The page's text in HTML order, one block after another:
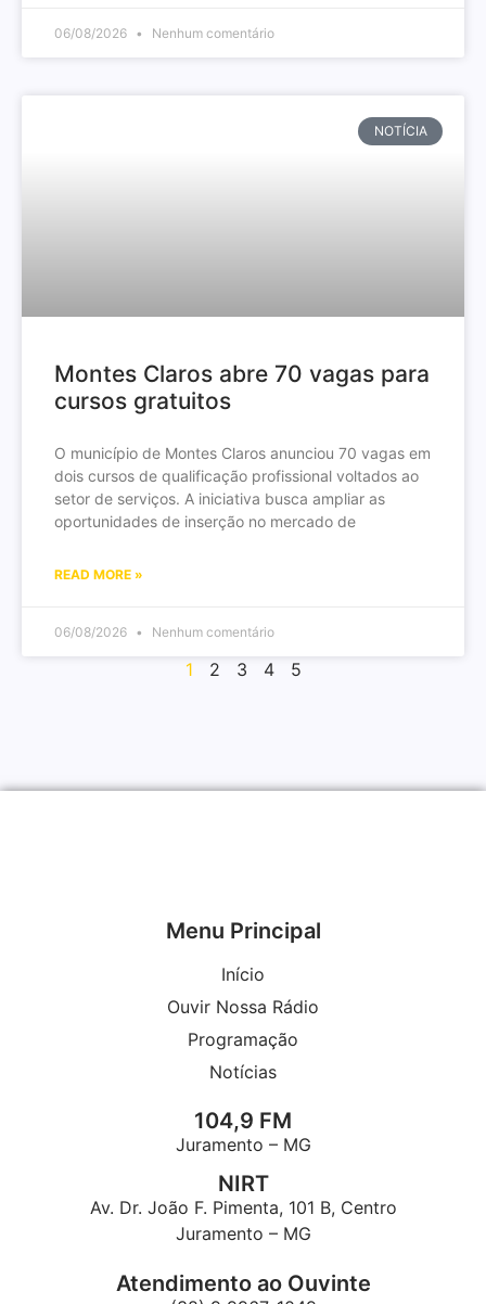
06/08/2026 Nenhum comentário
NOTÍCIA
Montes Claros abre 70 vagas para
cursos gratuitos
O município de Montes Claros anunciou 70 vagas em
dois cursos de qualificação profissional voltados ao
setor de serviços. A iniciativa busca ampliar as
oportunidades de inserção no mercado de
READ MORE »
06/08/2026 Nenhum comentário
1 2 3 4 5
Menu Principal
Início
Ouvir Nossa Rádio
Programação
Notícias
104,9 FM
Juramento – MG
NIRT
Av. Dr. João F. Pimenta, 101 B, Centro
Juramento – MG
Atendimento ao Ouvinte